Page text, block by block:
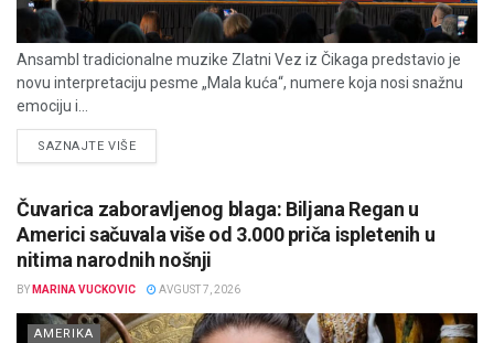
Ansambl tradicionalne muzike Zlatni Vez iz Čikaga predstavio je
novu interpretaciju pesme „Mala kuća“, numere koja nosi snažnu
emociju i...
SAZNAJTE VIŠEDETAILS
Čuvarica zaboravljenog blaga: Biljana Regan u
Americi sačuvala više od 3.000 priča ispletenih u
nitima narodnih nošnji
BY MARINA VUCKOVIC AVGUST 7, 2026
AMERIKA